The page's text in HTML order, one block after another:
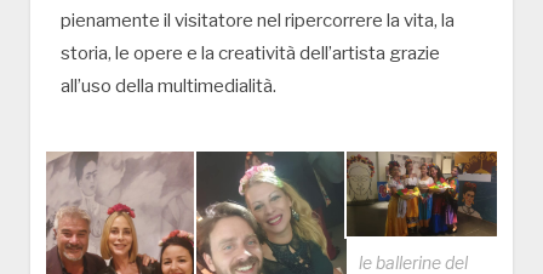
pienamente il visitatore nel ripercorrere la vita, la
storia, le opere e la creatività dell’artista grazie
all’uso della multimedialità.
le ballerine del